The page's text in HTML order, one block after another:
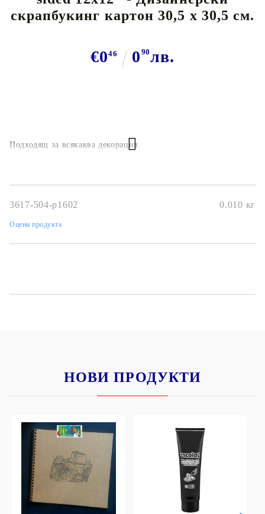
скрапбукинг картон 30,5 х 30,5 см.
€046 0 90лв.
Подходящ за всякаква декорация.
3617-504-p1602 0.010 кг
Оцени продукта
НОВИ ПРОДУКТИ